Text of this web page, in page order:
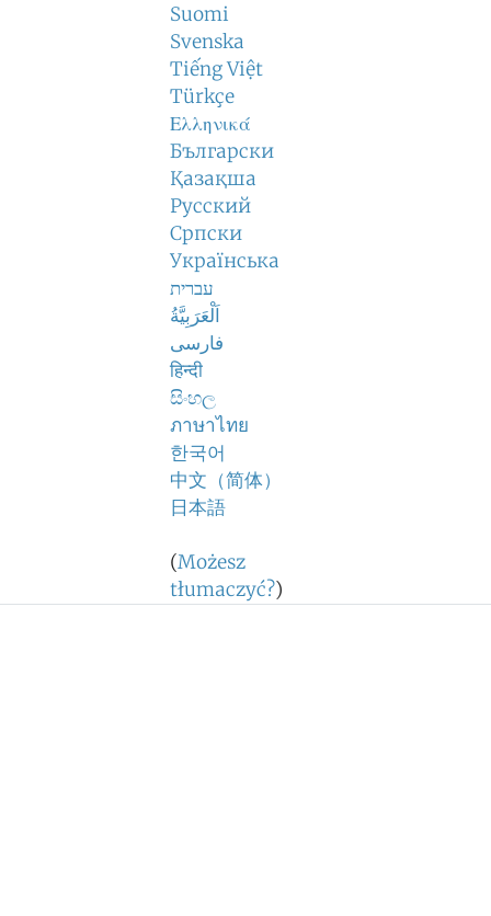
Suomi
Svenska
Tiếng Việt
Türkçe
Ελληνικά
Български
Қазақша
Русский
Српски
Українська
עברית
اَلْعَرَبِيَّةُ
فارسی
हिन्दी
සිංහල
ภาษาไทย
한국어
中文（简体）
日本語
(Możesz
tłumaczyć?)